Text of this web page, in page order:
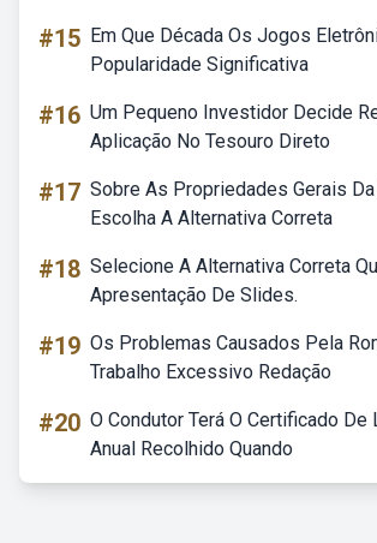
#15 Em Que Década Os Jogos
Popularidade Significativa
#16 Um Pequeno Investidor Decide
Aplicação No Tesouro Direto
#17 Sobre As Propriedades Gerais
Escolha A Alternativa Correta
#18 Selecione A Alternativa Correta
Apresentação De Slides.
#19 Os Problemas Causados Pela
Trabalho Excessivo Redação
#20 O Condutor Terá O Certificado De
Anual Recolhido Quando